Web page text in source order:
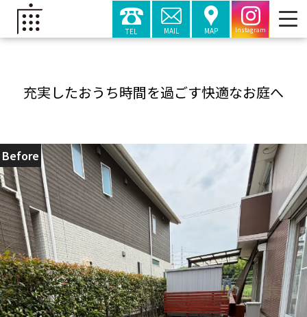
TEL MAIL MAP Instagram
充実したおうち時間を過ごす快適なお庭へ
Before